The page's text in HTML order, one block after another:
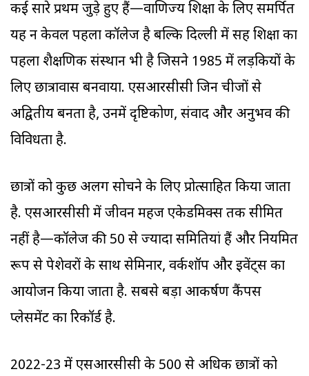
कई सारे प्रथम जुड़े हुए हैं—वाणिज्य शिक्षा के लिए समर्पित
यह न केवल पहला कॉलेज है बल्कि दिल्ली में सह शिक्षा का
पहला शैक्षणिक संस्थान भी है जिसने 1985 में लड़कियों के
लिए छात्रावास बनवाया. एसआरसीसी जिन चीजों से
अद्वितीय बनता है, उनमें दृष्टिकोण, संवाद और अनुभव की
विविधता है.
छात्रों को कुछ अलग सोचने के लिए प्रोत्साहित किया जाता
है. एसआरसीसी में जीवन महज एकेडमिक्स तक सीमित
नहीं है—कॉलेज की 50 से ज्यादा समितियां हैं और नियमित
रूप से पेशेवरों के साथ सेमिनार, वर्कशॉप और इवेंट्स का
आयोजन किया जाता है. सबसे बड़ा आकर्षण कैंपस
प्लेसमेंट का रिकॉर्ड है.
2022-23 में एसआरसीसी के 500 से अधिक छात्रों को